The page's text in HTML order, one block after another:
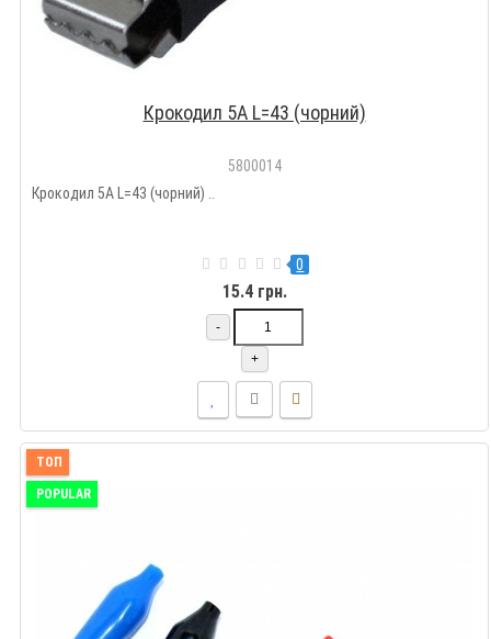
Крокодил 5A L=43 (чорний)
5800014
Крокодил 5A L=43 (чорний) ..
0
15.4 грн.
-
+
ТОП
POPULAR